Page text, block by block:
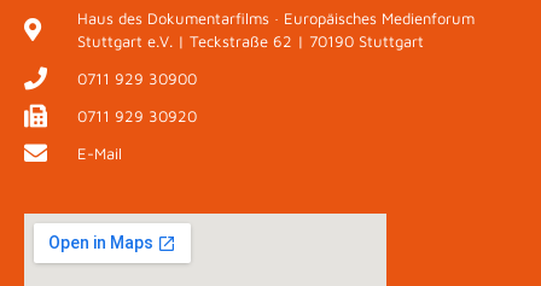
Haus des Dokumentarfilms · Europäisches Medienforum
Stuttgart e.V. | Teckstraße 62 | 70190 Stuttgart
0711 929 30900
0711 929 30920
E-Mail